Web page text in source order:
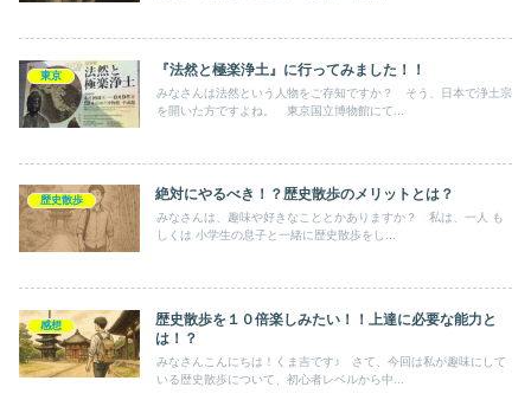
東京 『法然と極楽浄土』に行ってみました！！
みなさんは法然という人物をご存知ですか？ そう、日本で浄土宗
を開いた方ですよね。 東京国立博物館にて...
歴史散歩 絶対にやるべき！？歴史散歩のメリットとは？
みなさんは、趣味や好きなこととかありますか？ 私は、一人 も
しくは 小学生の息子と一緒に歴史散歩をし...
感想
歴史散歩を１０倍楽しみたい！！上達に必要な能力と
は！？
みなさんこんにちは！くま吉です♪ さて、今回は私が趣味にして
いる歴史散歩について、初心者レベルから中...